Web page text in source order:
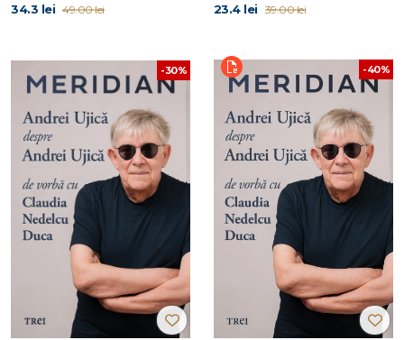
34.3 lei 49.00 lei 23.4 lei 39.00 lei
-30% -40%